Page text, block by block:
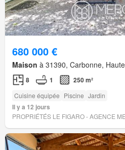
680 000 €
Maison à 31390, Carbonne,
8 1 250 m²
Cuisine équipée Piscine Jardin
Il y a 12 jours